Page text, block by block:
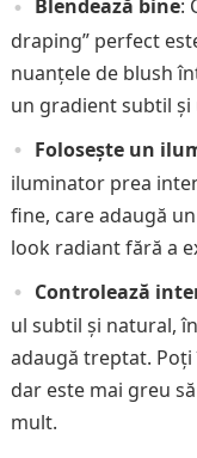
Blendează bine:
draping” perfect
nuanțele de blush
un gradient subtil
Folosește un
iluminator prea
fine, care adaugă
look radiant fără a
Controlează
ul subtil și natural,
adaugă treptat.
dar este mai greu
mult.